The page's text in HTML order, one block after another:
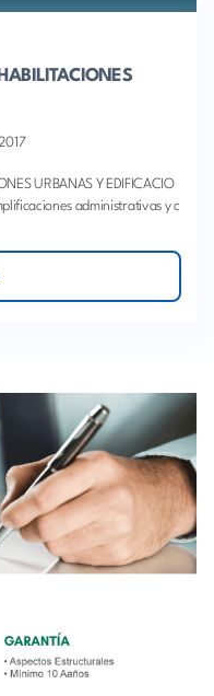
URBANAS Y EDIFICACIO
administrativas y c